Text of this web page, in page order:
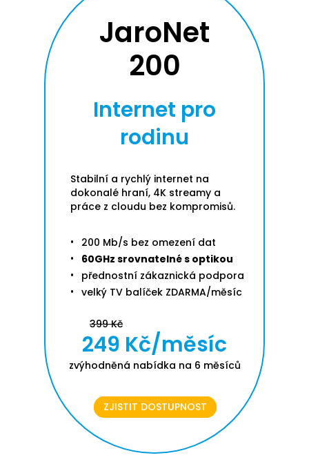
JaroNet
200
Internet pro
rodinu
Stabilní a rychlý internet na
dokonalé hraní, 4K streamy a
práce z cloudu bez kompromisů.
200 Mb/s bez omezení dat
60GHz srovnatelné s optikou
přednostní zákaznická podpora
velký TV balíček ZDARMA/měsíc
399 Kč
249 Kč/měsíc
zvýhodněná nabídka na 6 měsíců
ZJISTIT DOSTUPNOST